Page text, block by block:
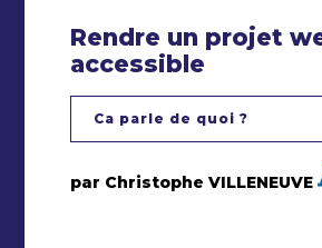
Rendre un projet
accessible
Ca parle de quoi ?
par Christophe VILLENEUVE